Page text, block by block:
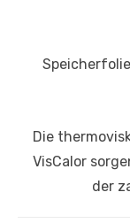
Vorheriger
Nächster
Die
VisCalor
der